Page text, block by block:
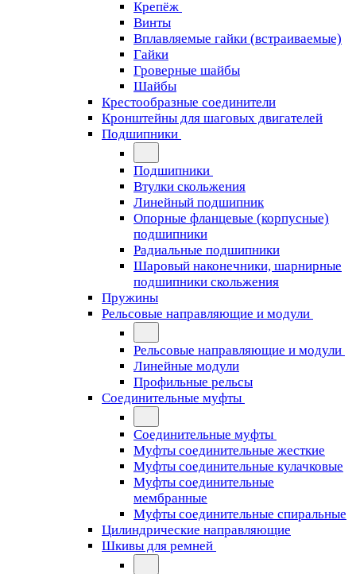
Крепёж
Винты
Вплавляемые гайки (встраиваемые)
Гайки
Гроверные шайбы
Шайбы
Крестообразные соединители
Кронштейны для шаговых двигателей
Подшипники
Подшипники
Втулки скольжения
Линейный подшипник
Опорные фланцевые (корпусные)
подшипники
Радиальные подшипники
Шаровый наконечники, шарнирные
подшипники скольжения
Пружины
Рельсовые направляющие и модули
Рельсовые направляющие и модули
Линейные модули
Профильные рельсы
Соединительные муфты
Соединительные муфты
Муфты соединительные жесткие
Муфты соединительные кулачковые
Муфты соединительные
мембранные
Муфты соединительные спиральные
Цилиндрические направляющие
Шкивы для ремней